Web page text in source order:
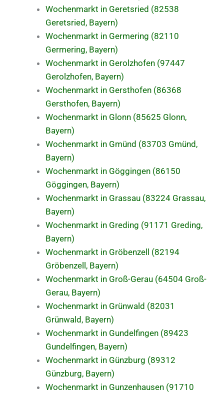
Wochenmarkt in Geretsried (82538
Geretsried, Bayern)
Wochenmarkt in Germering (82110
Germering, Bayern)
Wochenmarkt in Gerolzhofen (97447
Gerolzhofen, Bayern)
Wochenmarkt in Gersthofen (86368
Gersthofen, Bayern)
Wochenmarkt in Glonn (85625 Glonn,
Bayern)
Wochenmarkt in Gmünd (83703 Gmünd,
Bayern)
Wochenmarkt in Göggingen (86150
Göggingen, Bayern)
Wochenmarkt in Grassau (83224 Grassau,
Bayern)
Wochenmarkt in Greding (91171 Greding,
Bayern)
Wochenmarkt in Gröbenzell (82194
Gröbenzell, Bayern)
Wochenmarkt in Groß-Gerau (64504 Groß-
Gerau, Bayern)
Wochenmarkt in Grünwald (82031
Grünwald, Bayern)
Wochenmarkt in Gundelfingen (89423
Gundelfingen, Bayern)
Wochenmarkt in Günzburg (89312
Günzburg, Bayern)
Wochenmarkt in Gunzenhausen (91710